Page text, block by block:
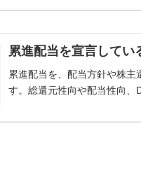
累進配当を宣言してい
累進配当を、配当方針や株
す。総還元性向や配当性向、